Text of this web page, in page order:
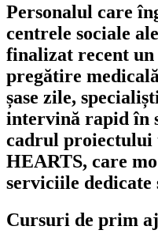
Personalul care
centrele sociale
finalizat recent un
pregătire
șase zile,
intervină rapid în
cadrul
HEARTS, care
serviciile
Cursuri de prim